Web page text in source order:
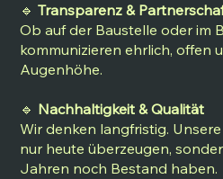
🔹 Transparenz &
Ob auf der Baustelle oder im
kommunizieren ehrlich, offen
Augenhöhe.
🔹 Nachhaltigkeit & Qualität
Wir denken langfristig.
nur heute überzeugen,
Jahren noch Bestand haben.